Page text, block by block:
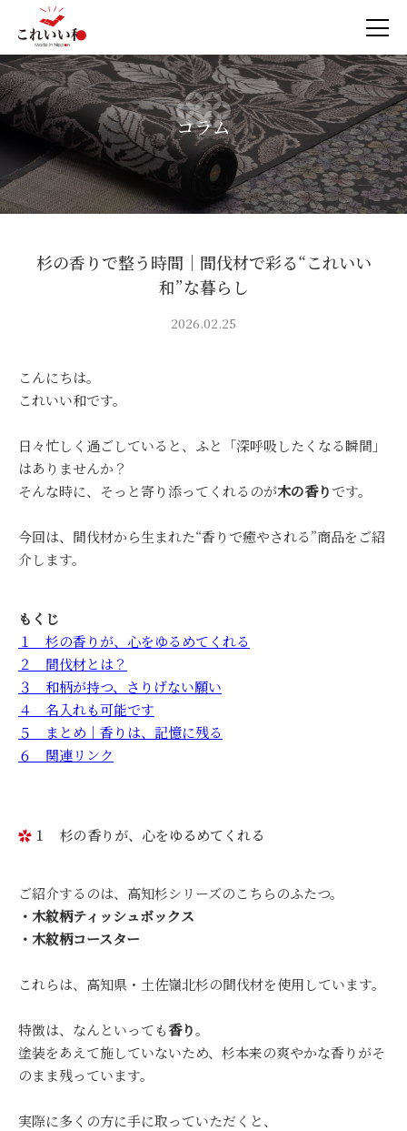
コラム
杉の香りで整う時間｜間伐材で彩る“これいい
和”な暮らし
2026.02.25
こんにちは。
これいい和です。
日々忙しく過ごしていると、ふと「深呼吸したくなる瞬間」
はありませんか？
そんな時に、そっと寄り添ってくれるのが木の香りです。
今回は、間伐材から生まれた“香りで癒やされる”商品をご紹
介します。
もくじ
１ 杉の香りが、心をゆるめてくれる
２ 間伐材とは？
３ 和柄が持つ、さりげない願い
４ 名入れも可能です
５ まとめ｜香りは、記憶に残る
６ 関連リンク
１ 杉の香りが、心をゆるめてくれる
ご紹介するのは、高知杉シリーズのこちらのふたつ。
・木紋柄ティッシュボックス
・木紋柄コースター
これらは、高知県・土佐嶺北杉の間伐材を使用しています。
特徴は、なんといっても香り。
塗装をあえて施していないため、杉本来の爽やかな香りがそ
のまま残っています。
実際に多くの方に手に取っていただくと、